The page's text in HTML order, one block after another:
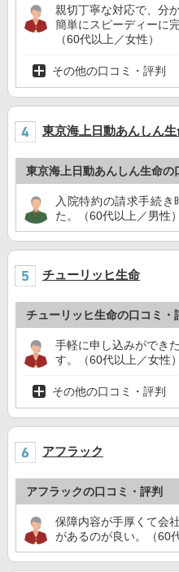
親切丁寧な対応で、分
簡単にスピーディーに
（60代以上／女性）
その他の口コミ・評判
東京海上日動あんしん生
東京海上日動あんしん生命の
入院特約の請求手続
た。（60代以上／男性）
チューリッヒ生命
チューリッヒ生命の口コミ・
手軽に申し込みができ
す。（60代以上／女性）
その他の口コミ・評判
アフラック
アフラックの口コミ・評判
保障内容が手厚くて会
があるのが良い。（60